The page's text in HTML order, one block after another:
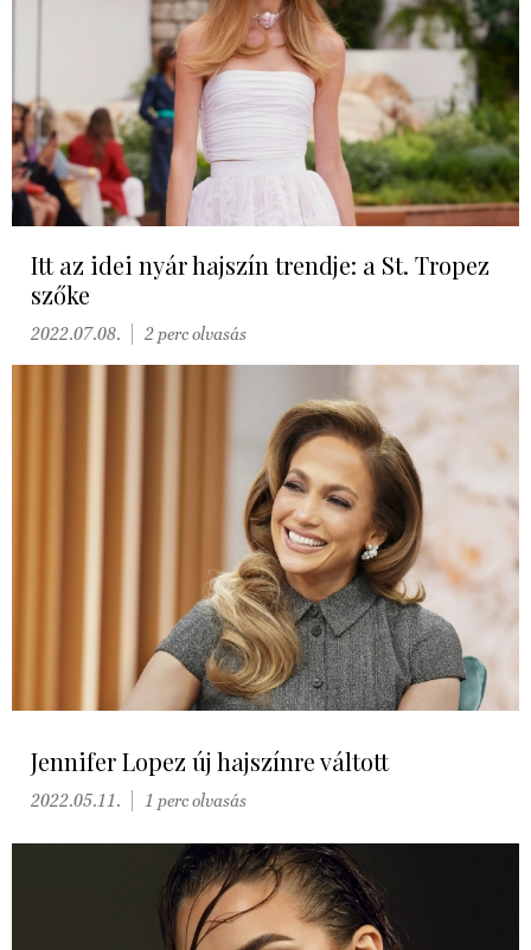
Itt az idei nyár hajszín trendje: a St. Tropez
szőke
2022.07.08. 2 perc olvasás
Jennifer Lopez új hajszínre váltott
2022.05.11. 1 perc olvasás